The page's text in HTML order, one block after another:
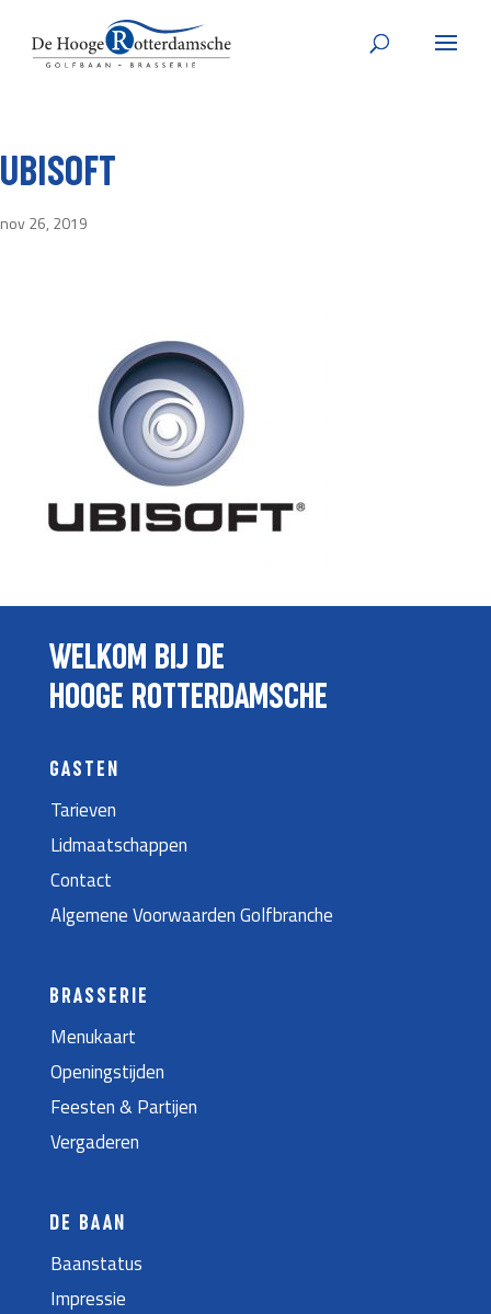
UBISOFT
nov 26, 2019
WELKOM BIJ DE
HOOGE ROTTERDAMSCHE
GASTEN
Tarieven
Lidmaatschappen
Contact
Algemene Voorwaarden Golfbranche
BRASSERIE
Menukaart
Openingstijden
Feesten & Partijen
Vergaderen
DE BAAN
Baanstatus
Impressie